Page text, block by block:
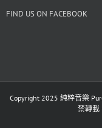
FIND US ON FACEBOOK
Copyright 2025 純粹音樂
禁轉載